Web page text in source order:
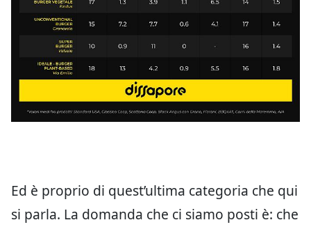
Ed è proprio di quest’ultima categoria che qui
si parla. La domanda che ci siamo posti è: che